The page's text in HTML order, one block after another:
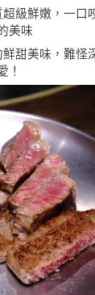
級鮮嫩，一口
美味
甜美味，難怪
！